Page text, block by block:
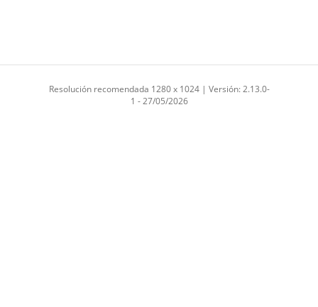
Resolución recomendada 1280 x 1024 | Versión: 2.13.0-
1 - 27/05/2026